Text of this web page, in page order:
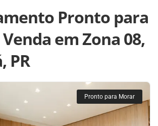
Pronto para
em Zona 08,
PR
Pronto para Morar